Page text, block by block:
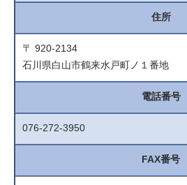
住所
〒 920-2134
石川県白山市鶴来水戸町ノ１番地
電話番号
076-272-3950
FAX番号